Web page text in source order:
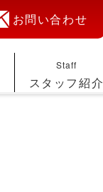
お問い合わせ
Staff
スタッフ紹介